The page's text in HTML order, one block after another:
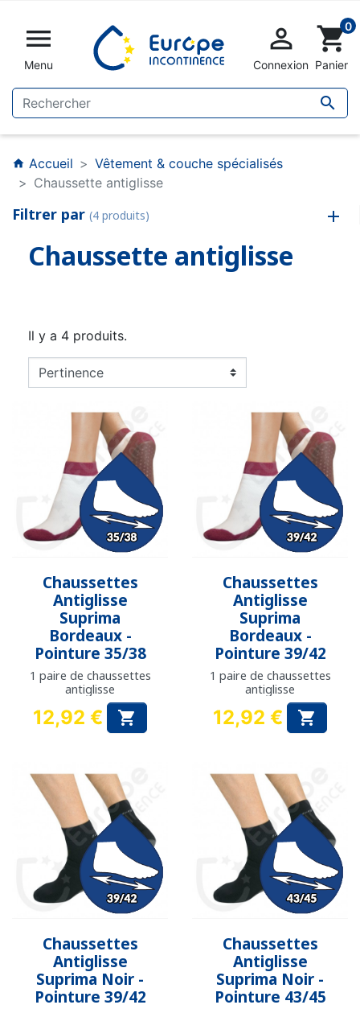

Menu


Connexion
shopping_cart0
Panier
home Accueil
Vêtement & couche spécialisés
Chaussette antiglisse
Filtrer par (4 produits)
Chaussette antiglisse
Il y a 4 produits.
Chaussettes
Antiglisse
Suprima
Bordeaux -
Pointure 35/38
1 paire de chaussettes
antiglisse
Prix
12,92 € 
Chaussettes
Antiglisse
Suprima
Bordeaux -
Pointure 39/42
1 paire de chaussettes
antiglisse
Prix
12,92 € 
Chaussettes
Antiglisse
Suprima Noir -
Pointure 39/42
Chaussettes
Antiglisse
Suprima Noir -
Pointure 43/45